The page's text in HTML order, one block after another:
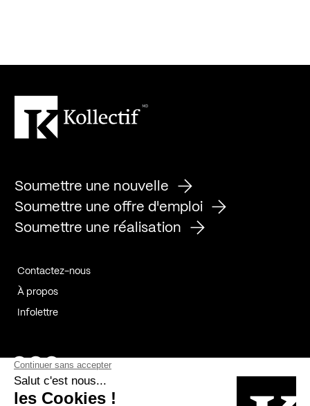
Soumettre une nouvelle
Soumettre une offre d'emploi
Soumettre une réalisation
Contactez-nous
À propos
Infolettre
Page Facebook de Kollectif
Page Instagram de Kollectif
Page Linkedin de Kollectif